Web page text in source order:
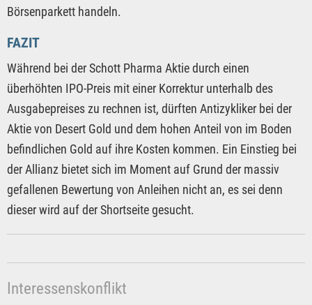
Börsenparkett handeln.
FAZIT
Während bei der Schott Pharma Aktie durch einen
überhöhten IPO-Preis mit einer Korrektur unterhalb des
Ausgabepreises zu rechnen ist, dürften Antizykliker bei der
Aktie von Desert Gold und dem hohen Anteil von im Boden
befindlichen Gold auf ihre Kosten kommen. Ein Einstieg bei
der Allianz bietet sich im Moment auf Grund der massiv
gefallenen Bewertung von Anleihen nicht an, es sei denn
dieser wird auf der Shortseite gesucht.
Interessenskonflikt